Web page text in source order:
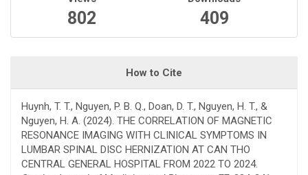
802 409
How to Cite
Huynh, T. T., Nguyen, P. B. Q., Doan, D. T., Nguyen, H. T., &
Nguyen, H. A. (2024). THE CORRELATION OF MAGNETIC
RESONANCE IMAGING WITH CLINICAL SYMPTOMS IN
LUMBAR SPINAL DISC HERNIZATION AT CAN THO
CENTRAL GENERAL HOSPITAL FROM 2022 TO 2024.